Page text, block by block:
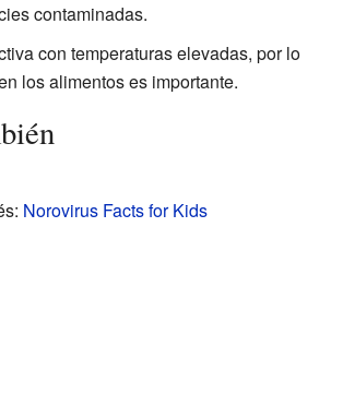
contaminadas.
con temperaturas elevadas, por lo
los alimentos es importante.
Norovirus Facts for Kids